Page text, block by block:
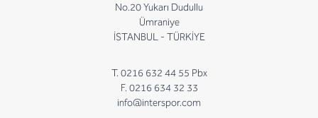
No.20 Yukarı Dudullu
Ümraniye
İSTANBUL - TÜRKİYE
T. 0216 632 44 55 Pbx
F. 0216 634 32 33
info@interspor.com